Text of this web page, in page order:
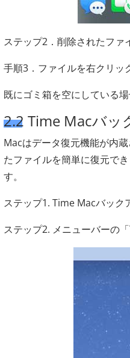
ステップ2．削除されたファ
手順3．ファイルを右クリッ
既にゴミ箱を空にしている
2.2 Time Macバッ
Macはデータ復元機能が内
たファイルを簡単に復元で
す。
ステップ1. Time Macバック
ステップ2. メニューバーの